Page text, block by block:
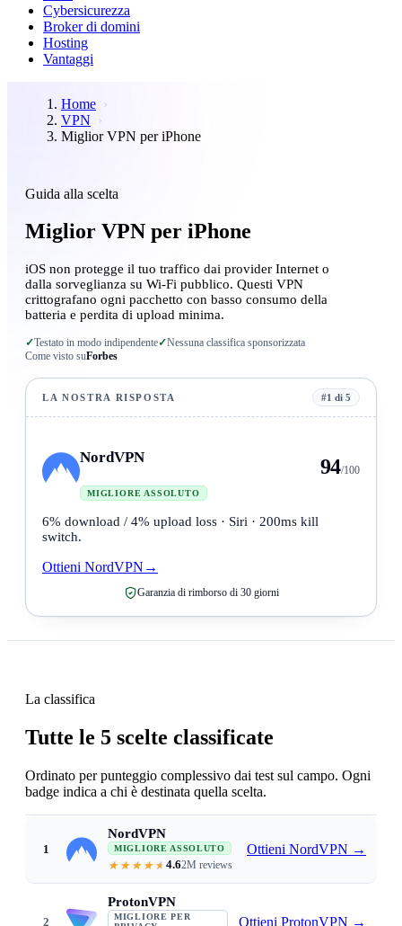
Cybersicurezza
Broker di domini
Hosting
Vantaggi
Home
VPN
Miglior VPN per iPhone
Guida alla scelta
Miglior VPN per iPhone
iOS non protegge il tuo traffico dai provider Internet o
dalla sorveglianza su Wi-Fi pubblico. Questi VPN
crittografano ogni pacchetto con basso consumo della
batteria e perdita di upload minima.
✓Testato in modo indipendente✓Nessuna classifica sponsorizzata
Come visto suForbes
LA NOSTRA RISPOSTA #1 di 5
NordVPN
MIGLIORE ASSOLUTO
94/100
6% download / 4% upload loss · Siri · 200ms kill
switch.
Ottieni NordVPN →
Garanzia di rimborso di 30 giorni
La classifica
Tutte le 5 scelte classificate
Ordinato per punteggio complessivo dai test sul campo. Ogni
badge indica a chi è destinata quella scelta.
1
NordVPN
MIGLIORE ASSOLUTO
4.62M reviews
Ottieni NordVPN →
2
ProtonVPN
MIGLIORE PER
Ottieni ProtonVPN →